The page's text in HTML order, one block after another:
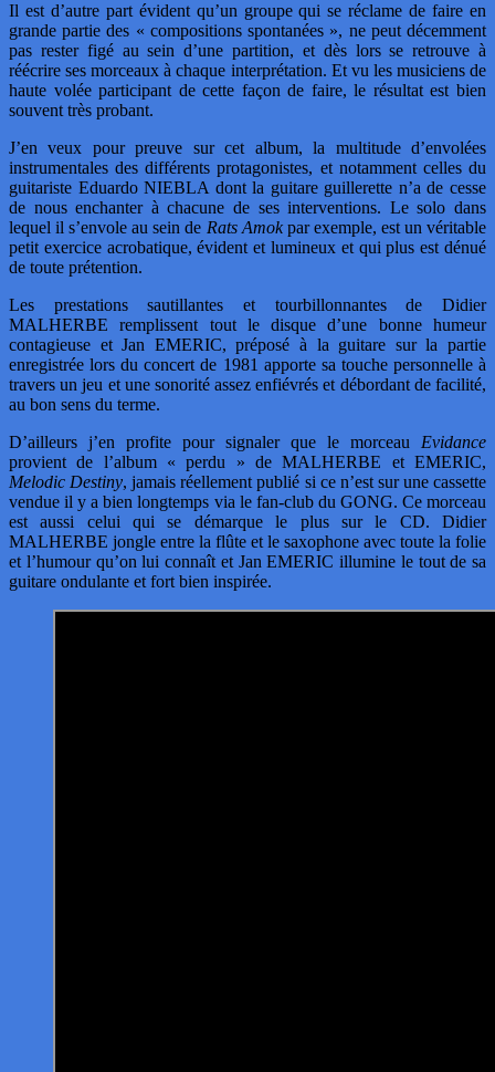
Il est d’autre part évident qu’un groupe qui se réclame de faire en
grande partie des « compositions spontanées », ne peut décemment
pas rester figé au sein d’une partition, et dès lors se retrouve à
réécrire ses morceaux à chaque interprétation. Et vu les musiciens de
haute volée participant de cette façon de faire, le résultat est bien
souvent très probant.
J’en veux pour preuve sur cet album, la multitude d’envolées
instrumentales des différents protagonistes, et notamment celles du
guitariste Eduardo NIEBLA dont la guitare guillerette n’a de cesse
de nous enchanter à chacune de ses interventions. Le solo dans
lequel il s’envole au sein de Rats Amokpar exemple, est un véritable
petit exercice acrobatique, évident et lumineux et qui plus est dénué
de toute prétention.
Les prestations sautillantes et tourbillonnantes de Didier
MALHERBE remplissent tout le disque d’une bonne humeur
contagieuse et Jan EMERIC, préposé à la guitare sur la partie
enregistrée lors du concert de 1981 apporte sa touche personnelle à
travers un jeu et une sonorité assez enfiévrés et débordant de facilité,
au bon sens du terme.
D’ailleurs j’en profite pour signaler que le morceau Evidance
provient de l’album « perdu » de MALHERBE et EMERIC,
Melodic Destiny, jamais réellement publié si ce n’est sur une cassette
vendue il y a bien longtemps via le fan-club du GONG. Ce morceau
est aussi celui qui se démarque le plus sur le CD. Didier
MALHERBE jongle entre la flûte et le saxophone avec toute la folie
et l’humour qu’on lui connaît et Jan EMERIC illumine le tout de sa
guitare ondulante et fort bien inspirée.